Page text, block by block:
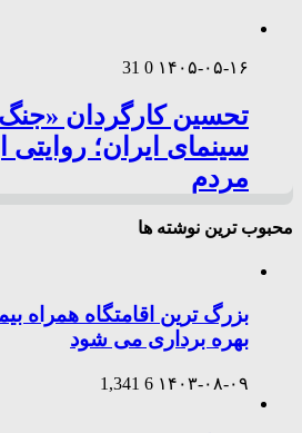
۱۴۰۵-۰۵-۱۶ 0
31
تحسین کارگردان
سینمای ایران؛
مردم
محبوب ترین نوشته ها
بزرگ ترین اقامتگاه همراه
بهره برداری می شود
۱۴۰۳-۰۸-۰۹ 6
1,341